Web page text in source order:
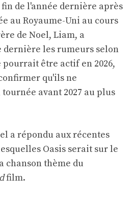
de l'année dernière après
au Royaume-Uni au cours
de Noel, Liam, a
dernière les rumeurs selon
être actif en 2026,
qu'ils ne
avant 2027 au plus
a répondu aux récentes
Oasis serait sur le
chanson thème du
film.